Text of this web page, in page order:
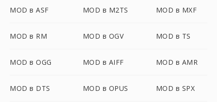
MOD в ASF MOD в M2TS MOD в MXF
MOD в RM MOD в OGV MOD в TS
MOD в OGG MOD в AIFF MOD в AMR
MOD в DTS MOD в OPUS MOD в SPX